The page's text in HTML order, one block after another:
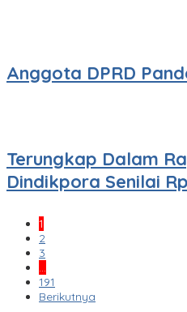
Anggota DPRD
Terungkap Dalam
Dindikpora Senilai
1
2
3
…
191
Berikutnya